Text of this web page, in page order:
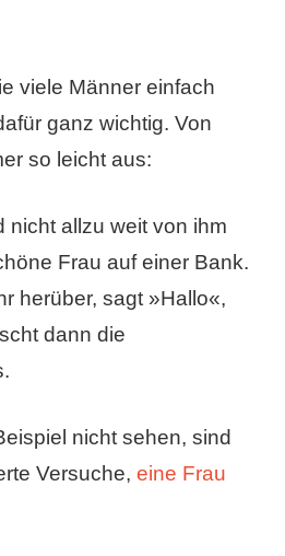
viele Männer einfach
ganz wichtig. Von
so leicht aus:
nicht allzu weit von ihm
Frau auf einer Bank.
herüber, sagt »Hallo«,
dann die
nicht sehen, sind
Versuche, eine Frau